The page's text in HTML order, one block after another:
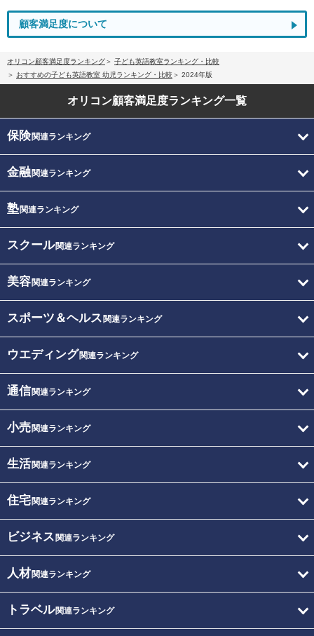
顧客満足度について
オリコン顧客満足度ランキング
子ども英語教室ランキング・比較
おすすめの子ども英語教室 幼児ランキング・比較
2024年版
オリコン顧客満足度ランキング一覧
保険関連ランキング
金融関連ランキング
塾関連ランキング
スクール関連ランキング
美容関連ランキング
スポーツ＆ヘルス 関連ランキング
ウエディング関連ランキング
通信関連ランキング
小売関連ランキング
生活関連ランキング
住宅関連ランキング
ビジネス 関連ランキング
人材関連ランキング
トラベル関連ランキング